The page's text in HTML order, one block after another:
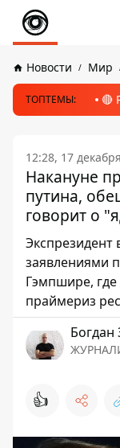
Новости Мир
ТОПТЕМЫ: 🔴
12:28, 17
Накануне
путина,
говорит о
Экспрезидент
заявлениями
Гэмпшире,
праймериз
Богдан
👍